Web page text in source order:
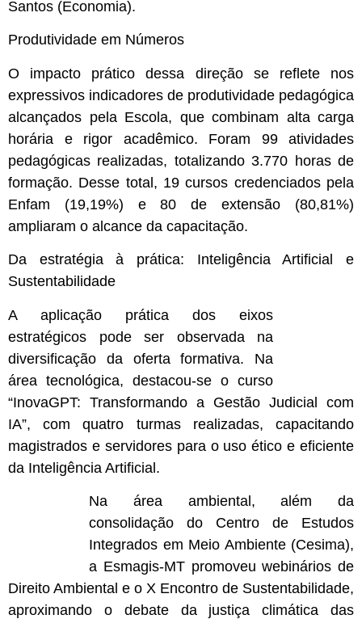
Santos (Economia).
Produtividade em Números
O impacto prático dessa direção se reflete nos
expressivos indicadores de produtividade pedagógica
alcançados pela Escola, que combinam alta carga
horária e rigor acadêmico. Foram 99 atividades
pedagógicas realizadas, totalizando 3.770 horas de
formação. Desse total, 19 cursos credenciados pela
Enfam (19,19%) e 80 de extensão (80,81%)
ampliaram o alcance da capacitação.
Da estratégia à prática: Inteligência Artificial e
Sustentabilidade
A aplicação prática dos eixos
estratégicos pode ser observada na
diversificação da oferta formativa. Na
área tecnológica, destacou-se o curso
“InovaGPT: Transformando a Gestão Judicial com
IA”, com quatro turmas realizadas, capacitando
magistrados e servidores para o uso ético e eficiente
da Inteligência Artificial.
Na área ambiental, além da
consolidação do Centro de Estudos
Integrados em Meio Ambiente (Cesima),
a Esmagis-MT promoveu webinários de
Direito Ambiental e o X Encontro de Sustentabilidade,
aproximando o debate da justiça climática das